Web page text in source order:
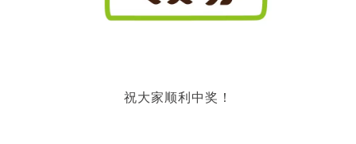
祝大家顺利中奖！